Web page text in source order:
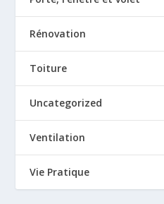
Rénovation
Toiture
Uncategorized
Ventilation
Vie Pratique